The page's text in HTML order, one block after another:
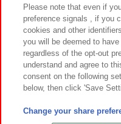
カスタマーハラスメント対応
©Bandai
©Bandai
Please note that even if
preference signals , if you
cookies and other
you will be deemed to
regardless of the opt-out
understand and agree to
consent on the following
below, then click 'Save
Change your share